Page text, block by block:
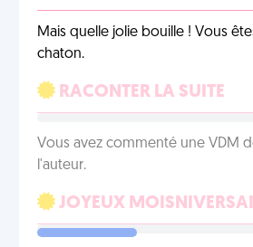
Mais quelle jolie bouille ! Vous
chaton.
RACONTER LA SUITE
Vous avez commenté une VDM
l'auteur.
JOYEUX